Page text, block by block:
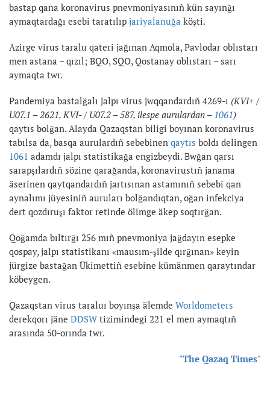
bastap qana koronavirus pnevmoniyasınıñ kün sayınğı
aymaqtardağı esebi taratılıp jariyalanuğa köşti.
Äzirge virus taralu qateri jağınan Aqmola, Pavlodar oblıstarı
men astana – qızıl; BQO, SQO, Qostanay oblıstarı – sarı
aymaqta twr.
Pandemiya bastalğalı jalpı virus jwqqandardıñ 4269-ı (KVI+ /
U07.1 – 2621, KVI- / U07.2 – 587, ilespe aurulardan – 1061)
qaytıs bolğan. Alayda Qazaqstan biligi boyınan koronavirus
tabılsa da, basqa aurulardıñ sebebinen qaytıs boldı delingen
1061 adamdı jalpı statistikağa engizbeydi. Bwğan qarsı
sarapşılardıñ sözine qarağanda, koronavirustıñ janama
äserinen qaytqandardıñ jartısınan astamınıñ sebebi qan
aynalımı jüyesiniñ auruları bolğandıqtan, oğan infekciya
dert qozdıruşı faktor retinde ölimge äkep soqtırğan.
Qoğamda bıltırğı 256 mıñ pnevmoniya jağdayın esepke
qospay, jalpı statistikanı «mausım-şilde qırğınan» keyin
jürgize bastağan Ükimettiñ esebine kümänmen qaraytındar
köbeygen.
Qazaqstan virus taraluı boyınşa älemde Worldometers
derekqorı jäne DDSW tizimindegi 221 el men aymaqtıñ
arasında 50-orında twr.
"The Qazaq Times"